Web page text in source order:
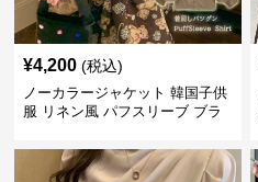
¥4,200 (税込)
ノーカラージャケット 韓国子供
服 リネン風 パフスリーブ ブラ